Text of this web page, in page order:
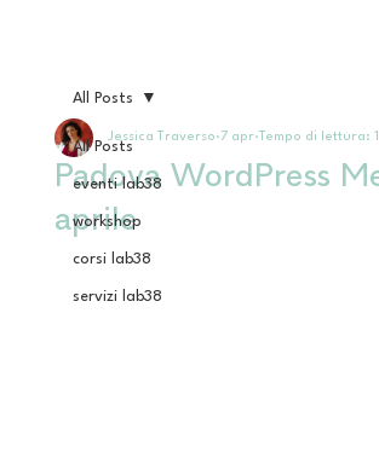
All Posts
eventi lab38
workshop
corsi lab38
servizi lab38
All Posts
Padova WordPress
aprile
Jessica Traverso 7 apr Tempo di lettura: